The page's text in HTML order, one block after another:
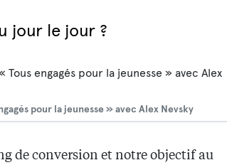
jour le jour ?
pour la jeunesse » avec Alex Nevsky
de conversion et notre objectif au